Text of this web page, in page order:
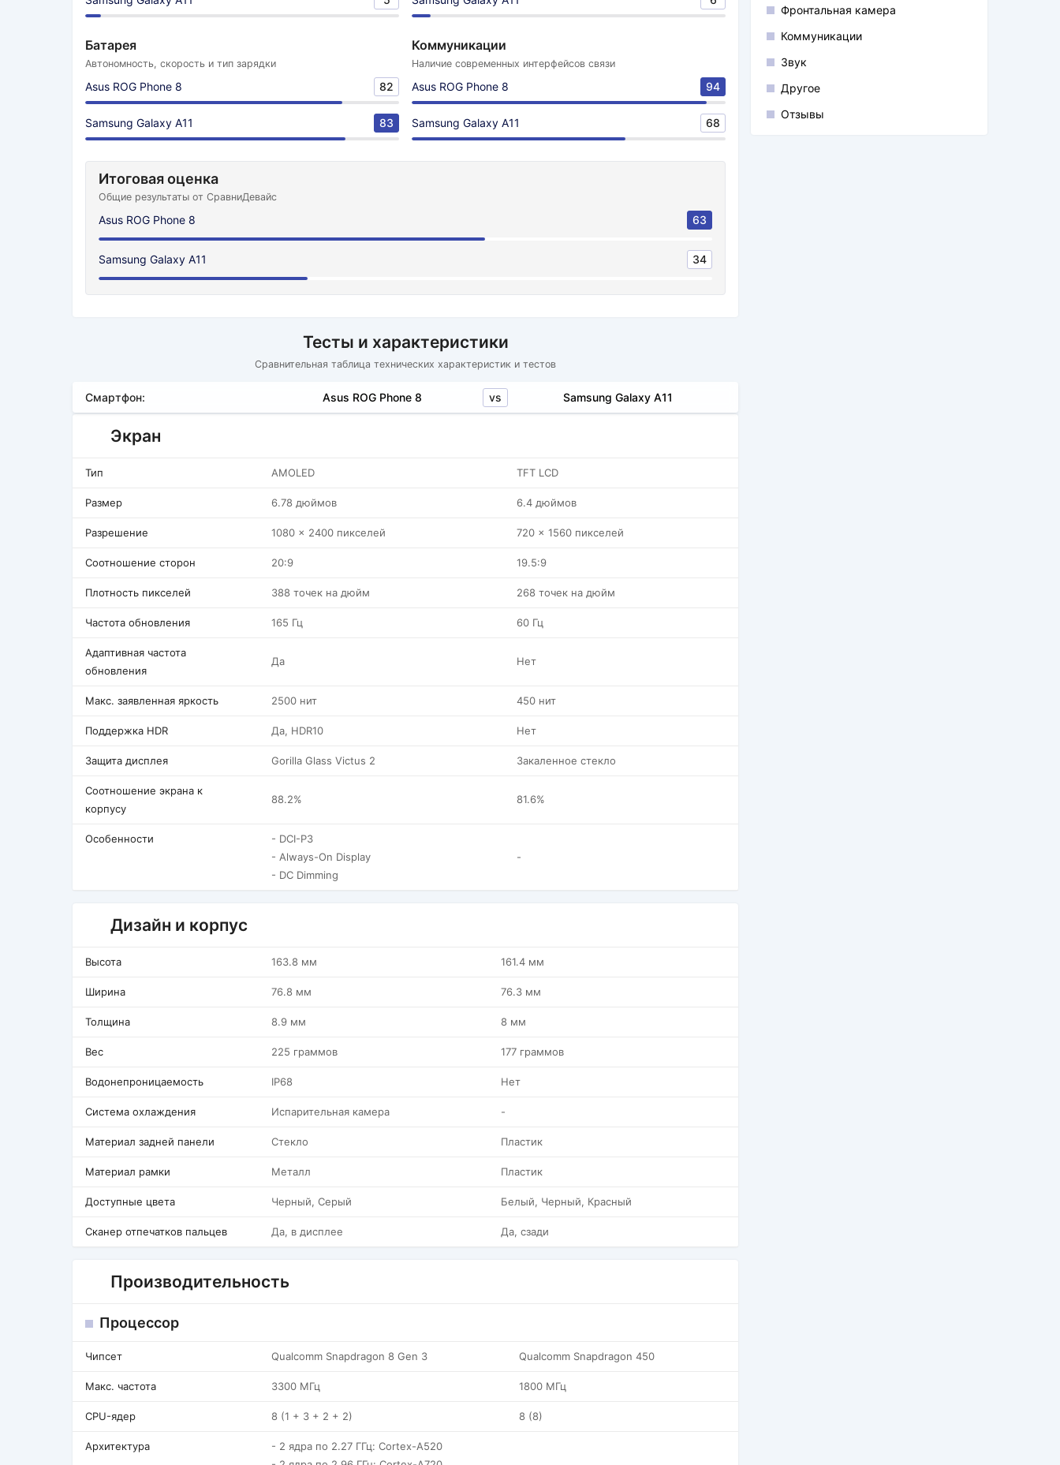
Батарея
Автономность, скорость и тип зарядки
Asus ROG Phone 8 82
Samsung Galaxy A11 83
Коммуникации
Наличие современных интерфейсов связи
Asus ROG Phone 8 94
Samsung Galaxy A11 68
Итоговая оценка
Общие результаты от СравниДевайс
Asus ROG Phone 8 63
Samsung Galaxy A11 34
Тесты и характеристики
Сравнительная таблица технических характеристик и тестов
Смартфон: Asus ROG Phone 8 vs Samsung Galaxy A11
Экран
Тип AMOLED TFT LCD
Размер 6.78 дюймов 6.4 дюймов
Разрешение 1080 x 2400 пикселей 720 x 1560 пикселей
Соотношение сторон 20:9 19.5:9
Плотность пикселей 388 точек на дюйм 268 точек на дюйм
Частота обновления 165 Гц 60 Гц
Адаптивная частота
обновления
Да Нет
Макс. заявленная яркость 2500 нит 450 нит
Поддержка HDR Да, HDR10 Нет
Защита дисплея Gorilla Glass Victus 2 Закаленное стекло
Соотношение экрана к
корпусу
88.2% 81.6%
Особенности
- DCI-P3
- Always-On Display
- DC Dimming
-
Дизайн и корпус
Высота 163.8 мм 161.4 мм
Ширина 76.8 мм 76.3 мм
Толщина 8.9 мм 8 мм
Вес 225 граммов 177 граммов
Водонепроницаемость IP68 Нет
Система охлаждения Испарительная камера -
Материал задней панели Стекло Пластик
Материал рамки Металл Пластик
Доступные цвета Черный, Серый Белый, Черный, Красный
Сканер отпечатков пальцев Да, в дисплее Да, сзади
Производительность
Процессор
Чипсет Qualcomm Snapdragon 8 Gen 3 Qualcomm Snapdragon 450
Макс. частота 3300 МГц 1800 МГц
CPU-ядер 8 (1 + 3 + 2 + 2) 8 (8)
Архитектура
- 2 ядра по 2.27 ГГц: Cortex-A520
Фронтальная камера
Коммуникации
Звук
Другое
Отзывы